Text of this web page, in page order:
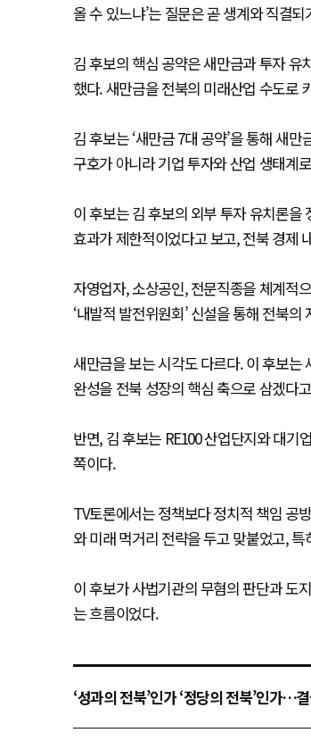
올 수 있느냐’는 질문은 곧 생계와 직결되
김 후보의 핵심 공약은 새만금과 투자 유
했다. 새만금을 전북의 미래산업 수도로
김 후보는 ‘새만금 7대 공약’을 통해 새
구호가 아니라 기업 투자와 산업 생태계
이 후보는 김 후보의 외부 투자 유치론
효과가 제한적이었다고 보고, 전북 경제
자영업자, 소상공인, 전문직종을 체계적
‘내발적 발전위원회’ 신설을 통해 전북
새만금을 보는 시각도 다르다. 이 후보는
완성을 전북 성장의 핵심 축으로 삼겠다
반면, 김 후보는 RE100 산업단지와 대
쪽이다.
TV토론에서는 정책보다 정치적 책임 공
와 미래 먹거리 전략을 두고 맞붙었고, 특
이 후보가 사법기관의 무혐의 판단과 도
는 흐름이었다.
‘성과의 전북’인가 ‘정당의 전북’인가…